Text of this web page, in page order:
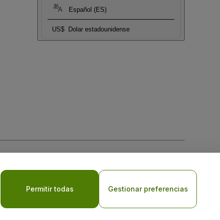
Español (ES)
US$ Dolar estadounidense
laPolítica de Privacidad para Móviles
Permitir todas Gestionar preferencias